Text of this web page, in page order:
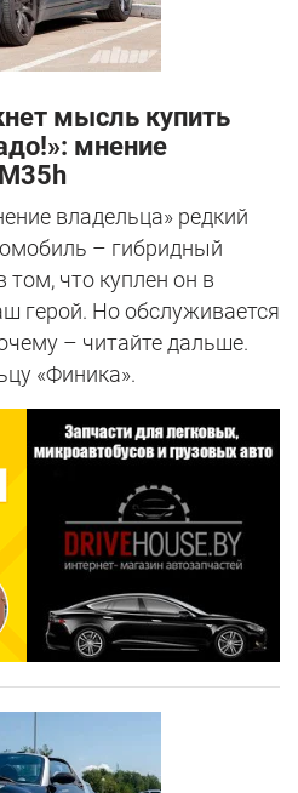
мысль купить
мнение
владельца» редкий
– гибридный
том, что куплен он в
герой. Но обслуживается
– читайте дальше.
«Финика».